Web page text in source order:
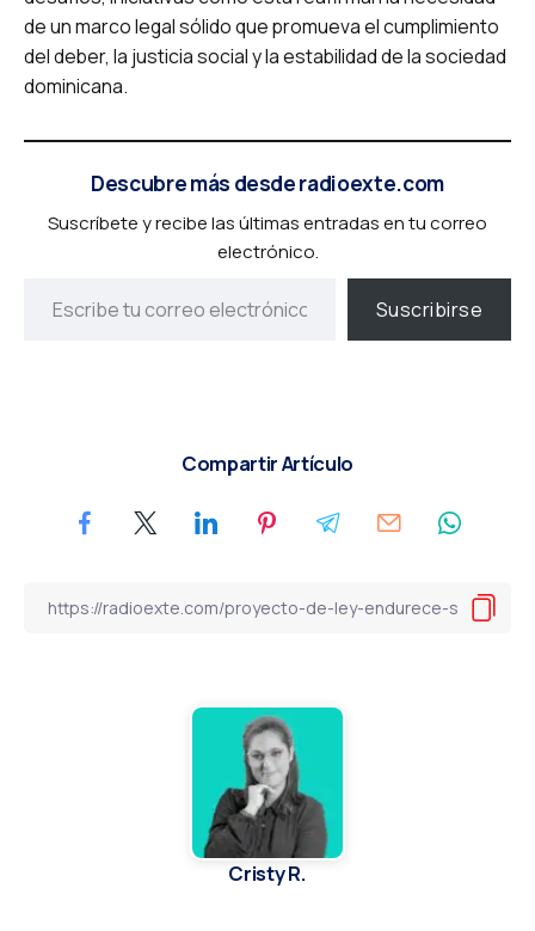
de un marco legal sólido que promueva el cumplimiento
del deber, la justicia social y la estabilidad de la sociedad
dominicana.
Descubre más desde radioexte.com
Suscríbete y recibe las últimas entradas en tu correo
electrónico.
Suscribirse
Compartir Artículo
Cristy R.